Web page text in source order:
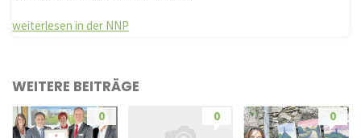
weiterlesen in der NNP
WEITERE BEITRÄGE
0 0 0